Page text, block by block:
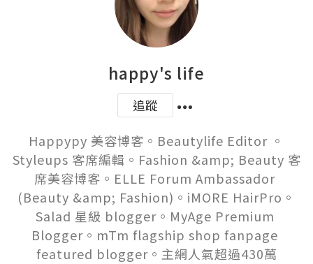
happy's life
追蹤
Happypy 美容博客。Beautylife Editor 。
Styleups 客席編輯。Fashion &amp; Beauty 客
席美容博客。ELLE Forum Ambassador
(Beauty &amp; Fashion)。iMORE HairPro。
Salad 星級 blogger。MyAge Premium
Blogger。mTm flagship shop fanpage
featured blogger。主網人氣超過430萬